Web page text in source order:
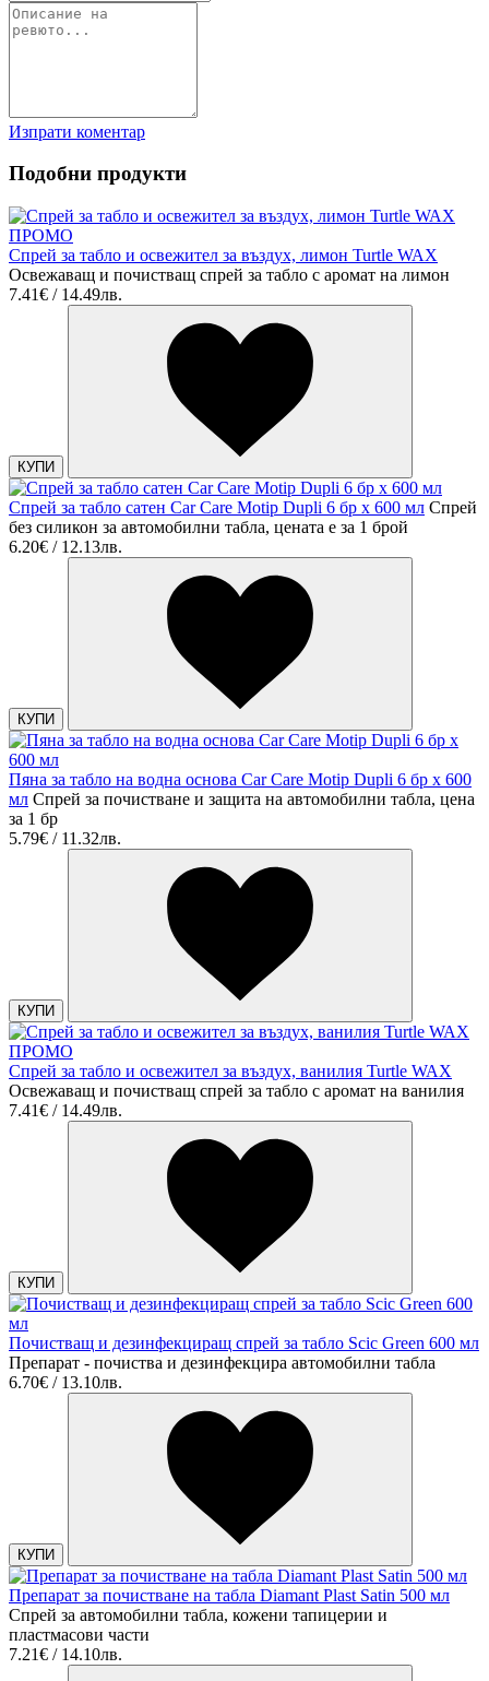
Изпрати коментар
Подобни продукти
ПРОМО
Спрей за табло и освежител за въздух, лимон Turtle WAX
Освежаващ и почистващ спрей за табло с аромат на лимон
7.41€ / 14.49лв.
КУПИ
Спрей за табло сатен Car Care Motip Dupli 6 бр х 600 мл Спрей
без силикон за автомобилни табла, цената е за 1 брой
6.20€ / 12.13лв.
КУПИ
Пяна за табло на водна основа Car Care Motip Dupli 6 бр х 600
мл Спрей за почистване и защита на автомобилни табла, цена
за 1 бр
5.79€ / 11.32лв.
КУПИ
ПРОМО
Спрей за табло и освежител за въздух, ванилия Turtle WAX
Освежаващ и почистващ спрей за табло с аромат на ванилия
7.41€ / 14.49лв.
КУПИ
Почистващ и дезинфекциращ спрей за табло Scic Green 600 мл
Препарат - почиства и дезинфекцира автомобилни табла
6.70€ / 13.10лв.
КУПИ
Препарат за почистване на табла Diamant Plast Satin 500 мл
Спрей за автомобилни табла, кожени тапицерии и
пластмасови части
7.21€ / 14.10лв.